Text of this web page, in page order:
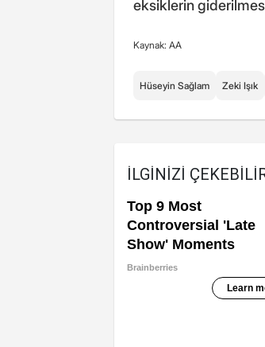
eksiklerin
Kaynak: AA
Hüseyin Sağlam Zeki Işık